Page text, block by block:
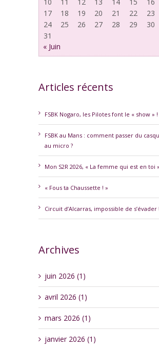
17
18 19 20 21 22
23
24
25 26 27 28 29
30
31
« Juin
Articles récents
FSBK Nogaro, les Pilotes font le « show » !
FSBK au Mans : comment passer du
au micro ?
Mon S2R 2026, « La femme qui est en toi
« Fous ta Chaussette ! »
Circuit d’Alcarras, impossible de s’évader !
Archives
juin 2026 (1)
avril 2026 (1)
mars 2026 (1)
janvier 2026 (1)